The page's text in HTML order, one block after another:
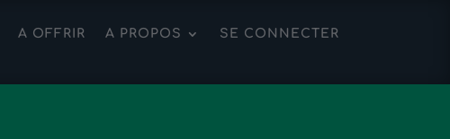
A OFFRIR A PROPOS SE CONNECTER